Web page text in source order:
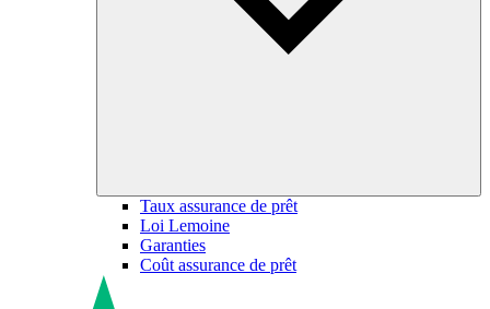
Taux assurance de prêt
Loi Lemoine
Garanties
Coût assurance de prêt